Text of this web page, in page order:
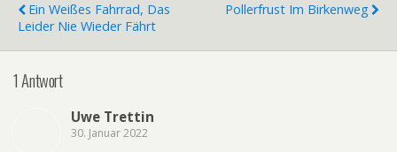
Ein Weißes Fahrrad, Das
Leider Nie Wieder Fährt
Pollerfrust Im Birkenweg
1 Antwort
Uwe Trettin
30. Januar 2022